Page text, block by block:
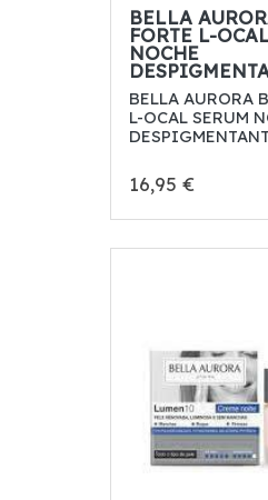
BELLA
FORTE L-
NOCHE
BELLA AURORA
L-OCAL SERUM
16,95 €